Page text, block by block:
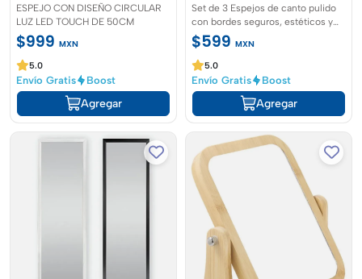
ESPEJO CON DISEÑO CIRCULAR
LUZ LED TOUCH DE 50CM
$999 MXN
5.0
Envío Gratis Boost
Agregar
Set de 3 Espejos de canto pulido
con bordes seguros, estéticos y
sin filos cortantes
$599 MXN
5.0
Envío Gratis Boost
Agregar